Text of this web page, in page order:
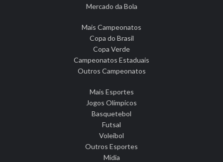
Mercado da Bola
Mais Campeonatos
Copa do Brasil
Copa Verde
Campeonatos Estaduais
Outros Campeonatos
Mais Esportes
Jogos Olímpicos
Basquetebol
Futsal
Voleibol
Outros Esportes
Mídia